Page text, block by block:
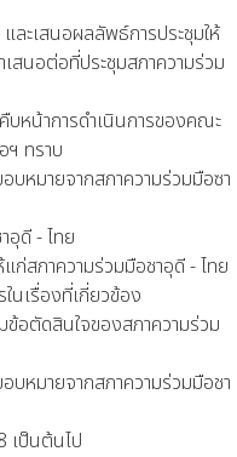
สนอผลลัพธ์การประชุมให้
สนอต่อที่ประชุมสภาความร่วม
าการดำเนินการของคณะ
ฯ ทราบ
ายจากสภาความร่วมมือซา
ดี - ไทย
ภาความร่วมมือชาอุดี - ไทย
รื่องที่เกี่ยวข้อง
ดสินใจของสภาความร่วม
ายจากสภาความร่วมมือชา
ป็นต้นไป